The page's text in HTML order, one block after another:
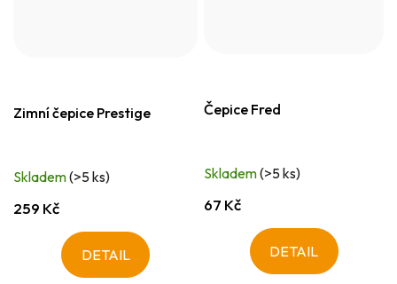
Zimní čepice Prestige
Skladem(>5 ks)
259 Kč
DETAIL
Čepice Fred
Skladem(>5 ks)
67 Kč
DETAIL